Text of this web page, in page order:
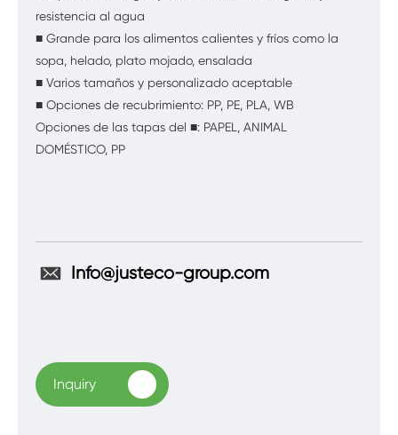
resistencia al agua
■ Grande para los alimentos calientes y fríos como la
sopa, helado, plato mojado, ensalada
■ Varios tamaños y personalizado aceptable
■ Opciones de recubrimiento: PP, PE, PLA, WB
Opciones de las tapas del ■: PAPEL, ANIMAL
DOMÉSTICO, PP
Info@justeco-group.com
Inquiry